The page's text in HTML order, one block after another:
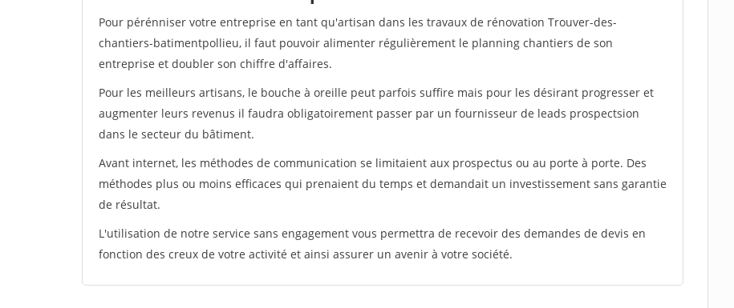
Pour pérénniser votre entreprise en tant qu'artisan dans les travaux de rénovation Trouver-des-
chantiers-batimentpollieu, il faut pouvoir alimenter régulièrement le planning chantiers de son
entreprise et doubler son chiffre d'affaires.
Pour les meilleurs artisans, le bouche à oreille peut parfois suffire mais pour les désirant progresser et
augmenter leurs revenus il faudra obligatoirement passer par un fournisseur de leads prospectsion
dans le secteur du bâtiment.
Avant internet, les méthodes de communication se limitaient aux prospectus ou au porte à porte. Des
méthodes plus ou moins efficaces qui prenaient du temps et demandait un investissement sans garantie
de résultat.
L'utilisation de notre service sans engagement vous permettra de recevoir des demandes de devis en
fonction des creux de votre activité et ainsi assurer un avenir à votre société.